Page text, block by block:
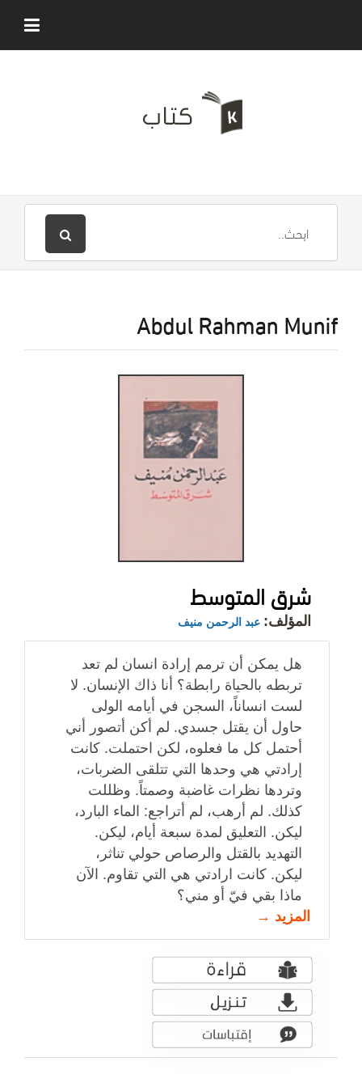
Abdul Rahman Munif
شرق المتوسط
المؤلف: عبد الرحمن منيف
هل يمكن أن ترمم إرادة انسان لم تعد
تربطه بالحياة رابطة؟ أنا ذاك الإنسان. لا
لست انساناً، السجن في أيامه الولى
حاول أن يقتل جسدي. لم أكن أتصور أني
أحتمل كل ما فعلوه، لكن احتملت. كانت
إرادتي هي وحدها التي تتلقى الضربات،
وتردها نظرات غاضبة وصمتاً. وظللت
كذلك. لم أرهب، لم أتراجع: الماء البارد،
ليكن. التعليق لمدة سبعة أيام، ليكن.
التهديد بالقتل والرصاص حولي تناثر،
ليكن. كانت ارادتي هي التي تقاوم. الآن
ماذا بقي فيّ أو مني؟
المزيد →